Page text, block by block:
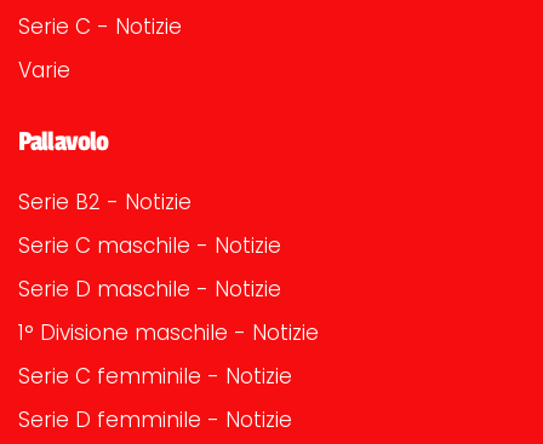
Serie C - Notizie
Varie
Pallavolo
Serie B2 - Notizie
Serie C maschile - Notizie
Serie D maschile - Notizie
1° Divisione maschile - Notizie
Serie C femminile - Notizie
Serie D femminile - Notizie